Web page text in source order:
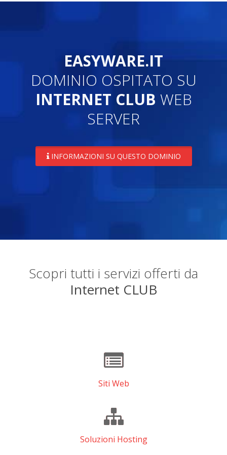
EASYWARE.IT
DOMINIO OSPITATO SU
INTERNET CLUB WEB
SERVER
INFORMAZIONI SU QUESTO DOMINIO
Scopri tutti i servizi offerti da
Internet CLUB
Siti Web
Soluzioni Hosting